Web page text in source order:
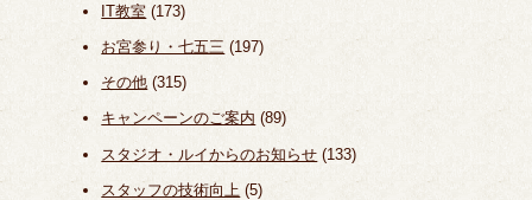
IT教室 (173)
お宮参り・七五三 (197)
その他 (315)
キャンペーンのご案内 (89)
スタジオ・ルイからのお知らせ (133)
スタッフの技術向上 (5)